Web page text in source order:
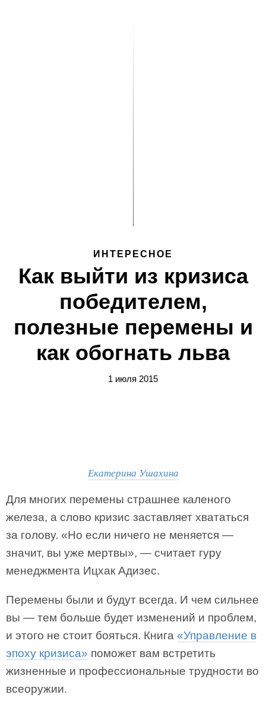
ИНТЕРЕСНОЕ
Как выйти из кризиса
победителем,
полезные перемены и
как обогнать льва
1 июля 2015
Екатерина Ушахина
Для многих перемены страшнее каленого
железа, а слово кризис заставляет хвататься
за голову. «Но если ничего не меняется —
значит, вы уже мертвы», — считает гуру
менеджмента Ицхак Адизес.
Перемены были и будут всегда. И чем сильнее
вы — тем больше будет изменений и проблем,
и этого не стоит бояться. Книга «Управление в
эпоху кризиса» поможет вам встретить
жизненные и профессиональные трудности во
всеоружии.